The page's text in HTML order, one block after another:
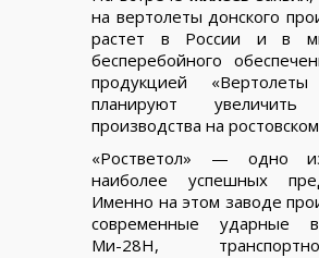
на вертолеты донского
растет в России и в
бесперебойного
продукцией
планируют
производства на
«Ростветол» — одно
наиболее успешных
Именно на этом заводе
современные ударные
Ми-28Н, транспортно-